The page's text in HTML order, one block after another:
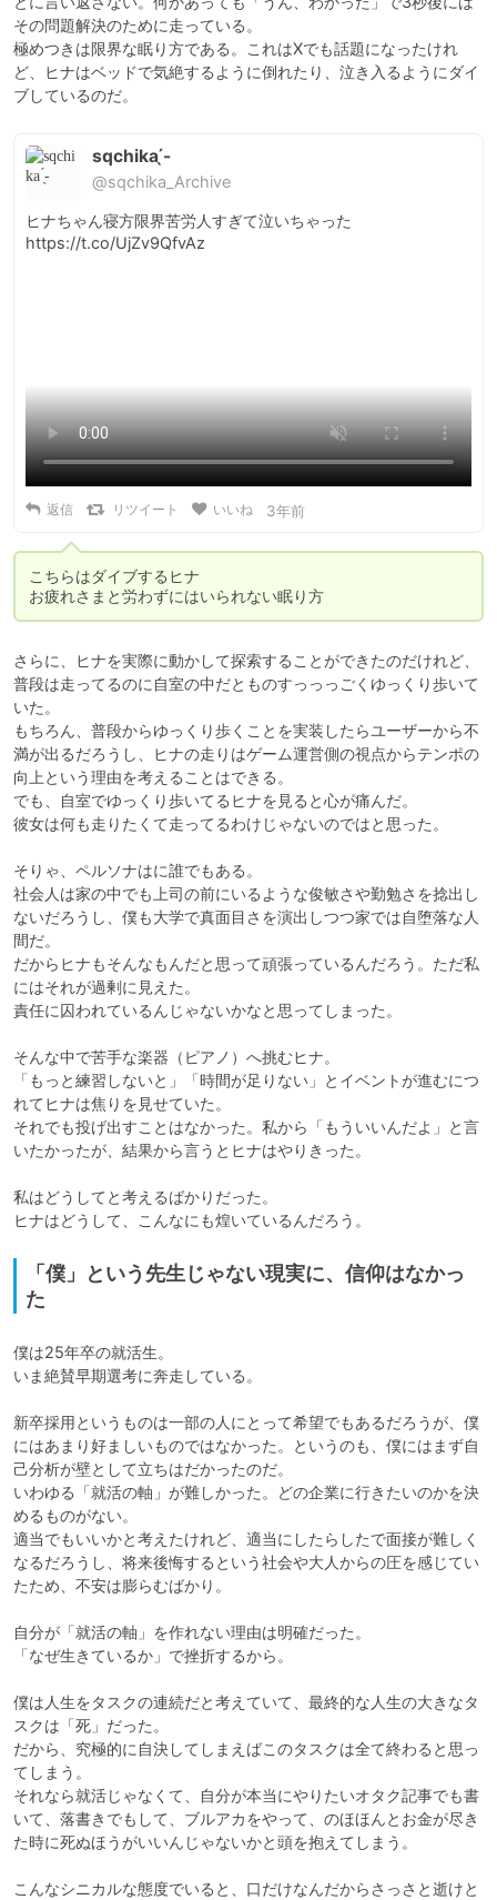
その問題解決のために走っている。
極めつきは限界な眠り方である。これはXでも話題になったけれ
ど、ヒナはベッドで気絶するように倒れたり、泣き入るようにダイ
ブしているのだ。
sqchika ̖́-
@sqchika_Archive
ヒナちゃん寝方限界苦労人すぎて泣いちゃった
https://t.co/UjZv9QfvAz
返信 リツイート いいね 3年前
こちらはダイブするヒナ
お疲れさまと労わずにはいられない眠り方
さらに、ヒナを実際に動かして探索することができたのだけれど、
普段は走ってるのに自室の中だとものすっっっごくゆっくり歩いて
いた。
もちろん、普段からゆっくり歩くことを実装したらユーザーから不
満が出るだろうし、ヒナの走りはゲーム運営側の視点からテンポの
向上という理由を考えることはできる。
でも、自室でゆっくり歩いてるヒナを見ると心が痛んだ。
彼女は何も走りたくて走ってるわけじゃないのではと思った。
そりゃ、ペルソナはに誰でもある。
社会人は家の中でも上司の前にいるような俊敏さや勤勉さを捻出し
ないだろうし、僕も大学で真面目さを演出しつつ家では自堕落な人
間だ。
だからヒナもそんなもんだと思って頑張っているんだろう。ただ私
にはそれが過剰に見えた。
責任に囚われているんじゃないかなと思ってしまった。
そんな中で苦手な楽器（ピアノ）へ挑むヒナ。
「もっと練習しないと」「時間が足りない」とイベントが進むにつ
れてヒナは焦りを見せていた。
それでも投げ出すことはなかった。私から「もういいんだよ」と言
いたかったが、結果から言うとヒナはやりきった。
私はどうしてと考えるばかりだった。
ヒナはどうして、こんなにも煌いているんだろう。
「僕」という先生じゃない現実に、信仰はなかっ
た
僕は25年卒の就活生。
いま絶賛早期選考に奔走している。
新卒採用というものは一部の人にとって希望でもあるだろうが、僕
にはあまり好ましいものではなかった。というのも、僕にはまず自
己分析が壁として立ちはだかったのだ。
いわゆる「就活の軸」が難しかった。どの企業に行きたいのかを決
めるものがない。
適当でもいいかと考えたけれど、適当にしたらしたで面接が難しく
なるだろうし、将来後悔するという社会や大人からの圧を感じてい
たため、不安は膨らむばかり。
自分が「就活の軸」を作れない理由は明確だった。
「なぜ生きているか」で挫折するから。
僕は人生をタスクの連続だと考えていて、最終的な人生の大きなタ
スクは「死」だった。
だから、究極的に自決してしまえばこのタスクは全て終わると思っ
てしまう。
それなら就活じゃなくて、自分が本当にやりたいオタク記事でも書
いて、落書きでもして、ブルアカをやって、のほほんとお金が尽き
た時に死ぬほうがいいんじゃないかと頭を抱えてしまう。
こんなシニカルな態度でいると、口だけなんだからさっさと逝けと